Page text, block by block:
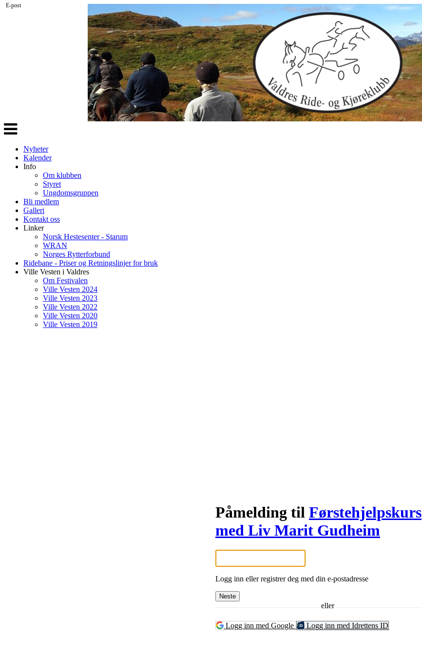
Veksle
navigasjon
Nyheter
Kalender
Info
Om klubben
Styret
Ungdomsgruppen
Bli medlem
Galleri
Kontakt oss
Linker
Norsk Hestesenter - Starum
WRAN
Norges Rytterforbund
Ridebane - Priser og Retningslinjer for bruk
Ville Vesten i Valdres
Om Festivalen
Ville Vesten 2024
Ville Vesten 2023
Ville Vesten 2022
Ville Vesten 2020
Ville Vesten 2019
Påmelding til Førstehjelpskurs
med Liv Marit Gudheim
E-post
Logg inn eller registrer deg med din e-postadresse
Neste
eller
Logg inn med Google Logg inn med Idrettens ID